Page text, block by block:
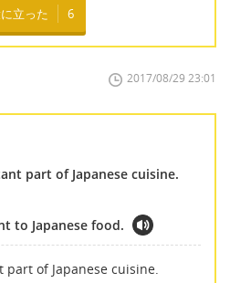
立った 6
2017/08/29 23:01
part of Japanese cuisine.
to Japanese food.
of Japanese cuisine.